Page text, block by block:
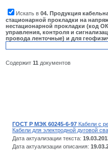
Искать в 04. Продукция
стационарной прокладки на
нестационарной прокладки (код
управления, контроля и
провода ленточные) и для
Содержит 11 документов
ГОСТ Р МЭК 60245-6-97 Кабели с
Кабели для электродной дуговой
Дата актуализации текста:
Дата актуализации описания: